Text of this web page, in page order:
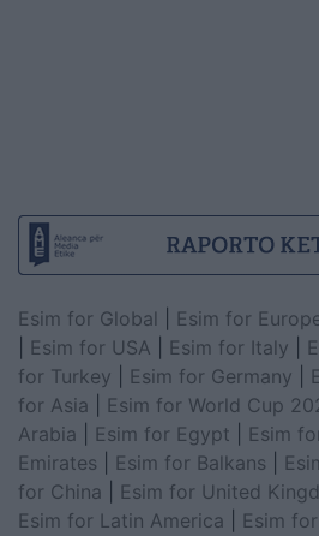
Esim for Global Esim for
Esim for USA Esim for Italy
for Turkey
Esim for Germany
for Asia
Esim for World Cup
Arabia
Esim for Egypt
Esim
Emirates
Esim for Balkans
for China
Esim for United
Esim for Latin America
Esim